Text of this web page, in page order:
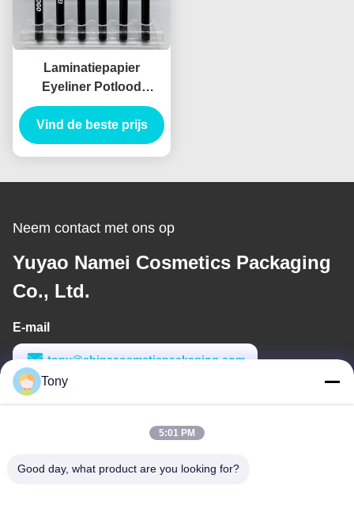
Laminatiepapier
Eyeliner Potlood
Container
Verpakkingsbuis
Eyeliner Buis Injecties
Vind de beste prijs
Neem contact met ons op
Yuyao Namei Cosmetics Packaging
Co., Ltd.
E-mail
tony@chinacosmeticpackaging.com
Werktijd
Tony
5:01 PM
Good day, what product are you looking for?